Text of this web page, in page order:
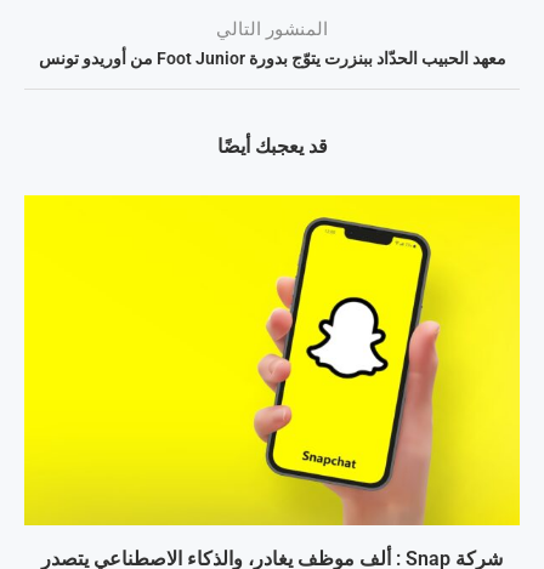
المنشور التالي
معهد الحبيب الحدّاد ببنزرت يتوّج بدورة Foot Junior من أوريدو تونس
قد يعجبك أيضًا
شركة Snap : ألف موظف يغادر، والذكاء الاصطناعي يتصدر